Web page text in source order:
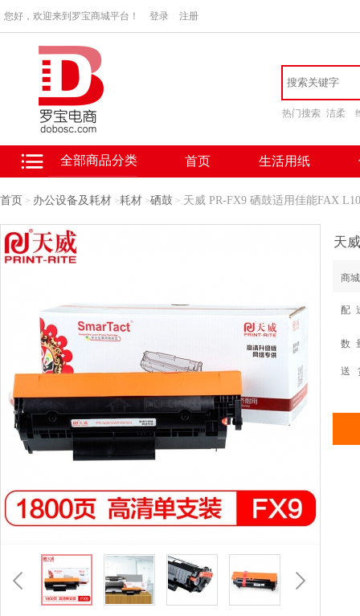
您好，欢迎来到罗宝商城平台！ 登录 注册
热门搜索 洁柔
全部商品分类 首页 生活用纸
首页 > 办公设备及耗材 >耗材 >硒鼓 > 天威 PR-FX9 硒鼓适用佳能FAX
商
配
数
送